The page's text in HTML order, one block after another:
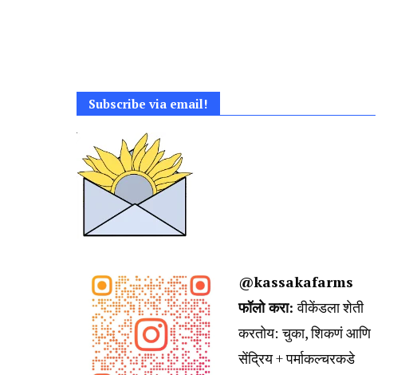
Subscribe via email!
@kassakafarms
फॉलो करा:वीकेंडला शेती
करतोय: चुका, शिकणं आणि
सेंद्रिय + पर्माकल्चरकडे